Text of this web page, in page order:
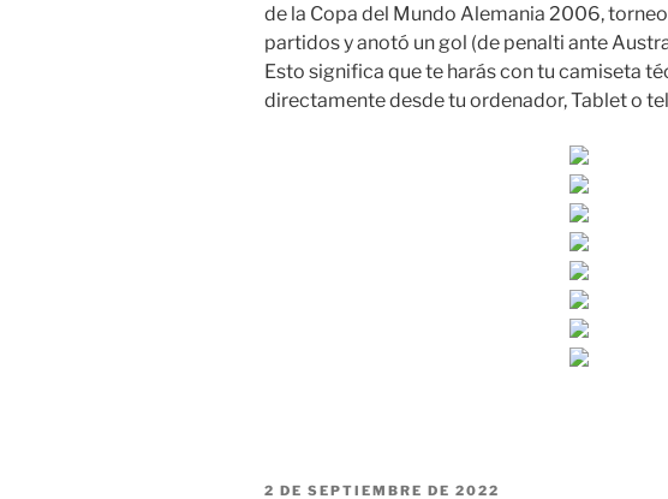
de la Copa del Mundo Alemania 2006,
partidos y anotó un gol (de penalti ante
Esto significa que te harás con tu camiseta
directamente desde tu ordenador, Tablet o
PUBLICADO
2 DE SEPTIEMBRE DE 2022